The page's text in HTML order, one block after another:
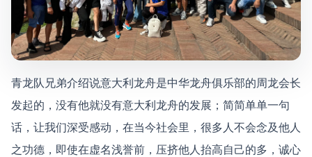
青龙队兄弟介绍说意大利龙舟是中华龙舟俱乐部的周龙会长
发起的，没有他就没有意大利龙舟的发展；简简单单一句
话，让我们深受感动，在当今社会里，很多人不会念及他人
之功德，即使在虚名浅誉前，压挤他人抬高自己的多，诚心